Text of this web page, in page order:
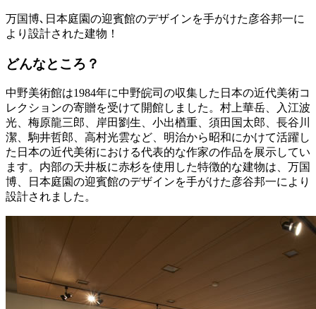
万国博､日本庭園の迎賓館のデザインを手がけた彦谷邦一に
より設計された建物！
どんなところ？
中野美術館は1984年に中野皖司の収集した日本の近代美術コ
レクションの寄贈を受けて開館しました。村上華岳、入江波
光、梅原龍三郎、岸田劉生、小出楢重、須田国太郎、長谷川
潔、駒井哲郎、高村光雲など、明治から昭和にかけて活躍し
た日本の近代美術における代表的な作家の作品を展示してい
ます。内部の天井板に赤杉を使用した特徴的な建物は、万国
博、日本庭園の迎賓館のデザインを手がけた彦谷邦一により
設計されました。